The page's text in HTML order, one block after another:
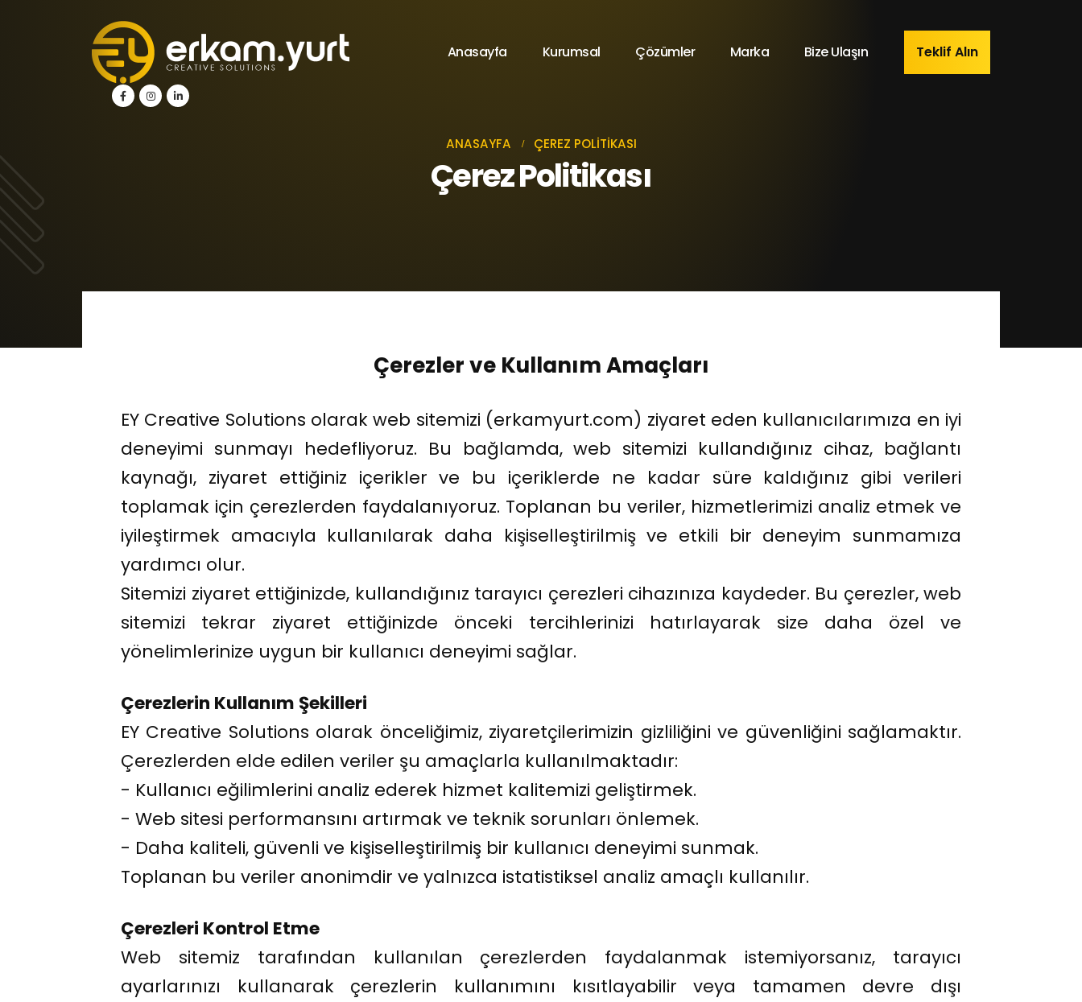
Anasayfa Kurumsal Çözümler Marka Bize Ulaşın Teklif Alın
ANASAYFA ÇEREZ POLITIKASI
Çerez Politikası
Çerezler ve Kullanım Amaçları
EY Creative Solutions olarak web sitemizi (erkamyurt.com) ziyaret eden kullanıcılarımıza en iyi
deneyimi sunmayı hedefliyoruz. Bu bağlamda, web sitemizi kullandığınız cihaz, bağlantı
kaynağı, ziyaret ettiğiniz içerikler ve bu içeriklerde ne kadar süre kaldığınız gibi verileri
toplamak için çerezlerden faydalanıyoruz. Toplanan bu veriler, hizmetlerimizi analiz etmek ve
iyileştirmek amacıyla kullanılarak daha kişiselleştirilmiş ve etkili bir deneyim sunmamıza
yardımcı olur.
Sitemizi ziyaret ettiğinizde, kullandığınız tarayıcı çerezleri cihazınıza kaydeder. Bu çerezler, web
sitemizi tekrar ziyaret ettiğinizde önceki tercihlerinizi hatırlayarak size daha özel ve
yönelimlerinize uygun bir kullanıcı deneyimi sağlar.
Çerezlerin Kullanım Şekilleri
EY Creative Solutions olarak önceliğimiz, ziyaretçilerimizin gizliliğini ve güvenliğini sağlamaktır.
Çerezlerden elde edilen veriler şu amaçlarla kullanılmaktadır:
- Kullanıcı eğilimlerini analiz ederek hizmet kalitemizi geliştirmek.
- Web sitesi performansını artırmak ve teknik sorunları önlemek.
- Daha kaliteli, güvenli ve kişiselleştirilmiş bir kullanıcı deneyimi sunmak.
Toplanan bu veriler anonimdir ve yalnızca istatistiksel analiz amaçlı kullanılır.
Çerezleri Kontrol Etme
Web sitemiz tarafından kullanılan çerezlerden faydalanmak istemiyorsanız, tarayıcı
ayarlarınızı kullanarak çerezlerin kullanımını kısıtlayabilir veya tamamen devre dışı